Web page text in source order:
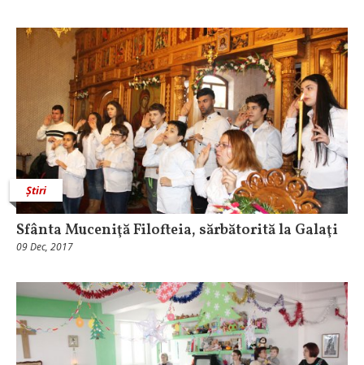
Știri
Sfânta Muceniţă Filofteia, sărbătorită la Galaţi
09 Dec, 2017